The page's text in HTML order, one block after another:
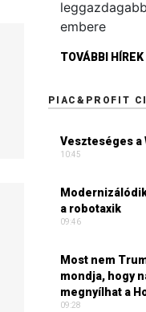
TOVÁBBI HÍREK
PIAC&PROFIT
Veszteséges a
10:45
a robotaxik
09:46
Most nem
mondja, hogy
megnyílhat a
09:28